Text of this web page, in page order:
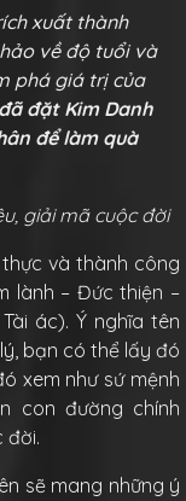
xuất thành
về độ tuổi và
phá giá trị của
đặt Kim Danh
để làm quà
giải mã cuộc đời
và thành công
lành – Đức thiện –
ác). Ý nghĩa tên
bạn có thể lấy đó
xem như sứ mệnh
con đường chính
đời.
sẽ mang những ý